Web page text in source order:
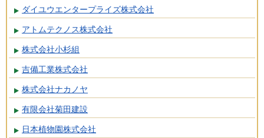
ダイユウエンタープライズ株式会社
アトムテクノス株式会社
株式会社小杉組
吉備工業株式会社
株式会社ナカノヤ
有限会社菊田建設
日本植物園株式会社